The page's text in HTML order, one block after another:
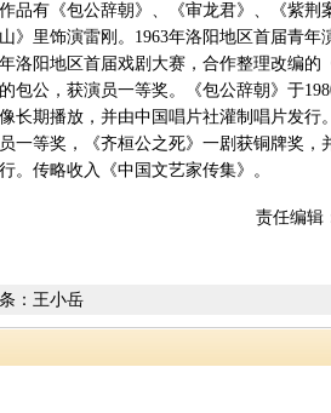
有《包公辞朝》、《审龙君》、《紫荆
》里饰演雷刚。1963年洛阳地区首届青年
洛阳地区首届戏剧大赛，合作整理改编的
公，获演员一等奖。《包公辞朝》于
长期播放，并由中国唱片社灌制唱片发行
一等奖，《齐桓公之死》一剧获铜牌奖，
。传略收入《中国文艺家传集》。
责任编辑
： 王小岳